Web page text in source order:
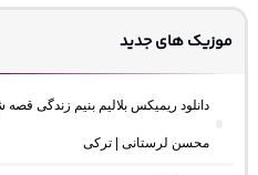
موزیک های جدید
دانلود ریمیکس بلالیم بنیم زندگی
محسن لرستانی | ترکی